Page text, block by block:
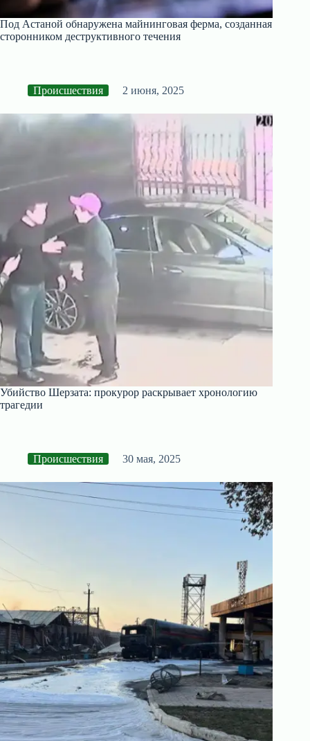
Под Астаной обнаружена майнинговая ферма, созданная
сторонником деструктивного течения
Происшествия 2 июня, 2025
Убийство Шерзата: прокурор раскрывает хронологию
трагедии
Происшествия 30 мая, 2025